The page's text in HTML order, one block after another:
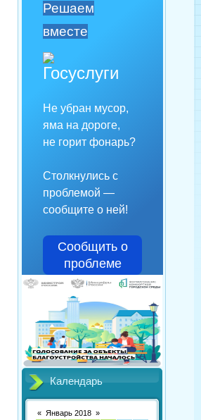
Решаем
вместе
Не убран мусор,
яма на дороге,
не горит фонарь?
Столкнулись с
проблемой —
сообщите о ней!
Сообщить о
проблеме
Календарь
« Январь 2018 »